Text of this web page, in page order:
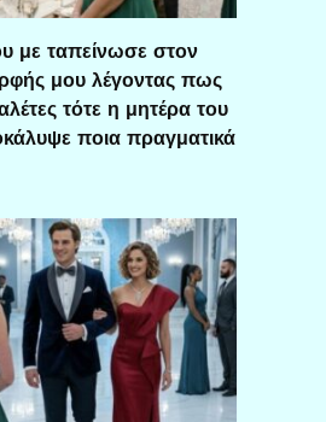
με ταπείνωσε στον
μου λέγοντας πως
τότε η μητέρα του
ποια πραγματικά